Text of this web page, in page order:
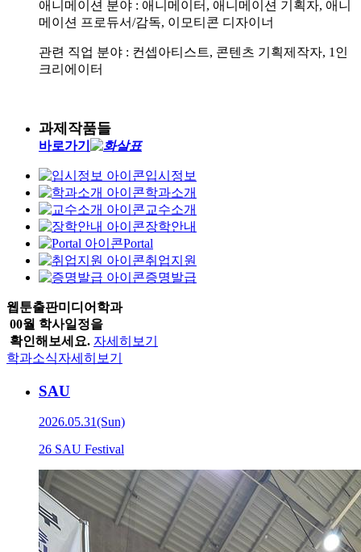
애니메이션 분야 : 애니메이터, 애니메이션 기획자, 애니
메이션 프로듀서/감독, 이모티콘 디자이너
관련 직업 분야 : 컨셉아티스트, 콘텐츠 기획제작자, 1인
크리에이터
과제작품들
바로가기
입시정보
학과소개
교수소개
장학안내
Portal
취업지원
증명발급
웹툰출판미디어학과
00월 학사일정을
확인해보세요. 자세히보기
학과소식자세히보기
SAU
2026.05.31(Sun)
26 SAU Festival